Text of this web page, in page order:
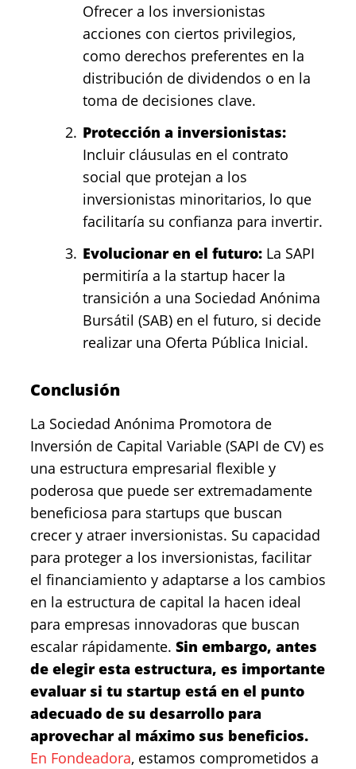
Ofrecer a los inversionistas
acciones con ciertos privilegios,
como derechos preferentes en la
distribución de dividendos o en la
toma de decisiones clave.
Protección a inversionistas:
Incluir cláusulas en el contrato
social que protejan a los
inversionistas minoritarios, lo que
facilitaría su confianza para invertir.
Evolucionar en el futuro: La SAPI
permitiría a la startup hacer la
transición a una Sociedad Anónima
Bursátil (SAB) en el futuro, si decide
realizar una Oferta Pública Inicial.
Conclusión
La Sociedad Anónima Promotora de
Inversión de Capital Variable (SAPI de CV) es
una estructura empresarial flexible y
poderosa que puede ser extremadamente
beneficiosa para startups que buscan
crecer y atraer inversionistas. Su capacidad
para proteger a los inversionistas, facilitar
el financiamiento y adaptarse a los cambios
en la estructura de capital la hacen ideal
para empresas innovadoras que buscan
escalar rápidamente. Sin embargo, antes
de elegir esta estructura, es importante
evaluar si tu startup está en el punto
adecuado de su desarrollo para
aprovechar al máximo sus beneficios.
En Fondeadora, estamos comprometidos a